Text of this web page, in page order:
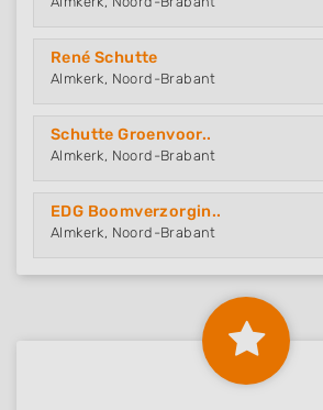
René Schutte
Almkerk, Noord-Brabant
Schutte Groenvoor..
Almkerk, Noord-Brabant
EDG Boomverzorgin..
Almkerk, Noord-Brabant